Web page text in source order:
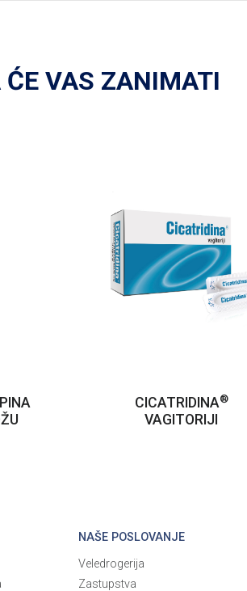
ĆE VAS ZANIMATI
CICATRIDINA®
VAGITORIJI
NAŠE POSLOVANJE
Veledrogerija
Zastupstva